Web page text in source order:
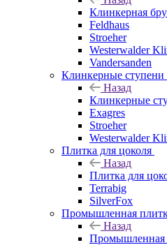
Клинкерная
Feldhaus
Stroeher
Westerwalder
Vandersanden
Клинкерные ступени
Назад
Клинкерные
Exagres
Stroeher
Westerwalder
Плитка для цоколя
Назад
Плитка для
Terrabig
SilverFox
Промышленная
Назад
Промышленная